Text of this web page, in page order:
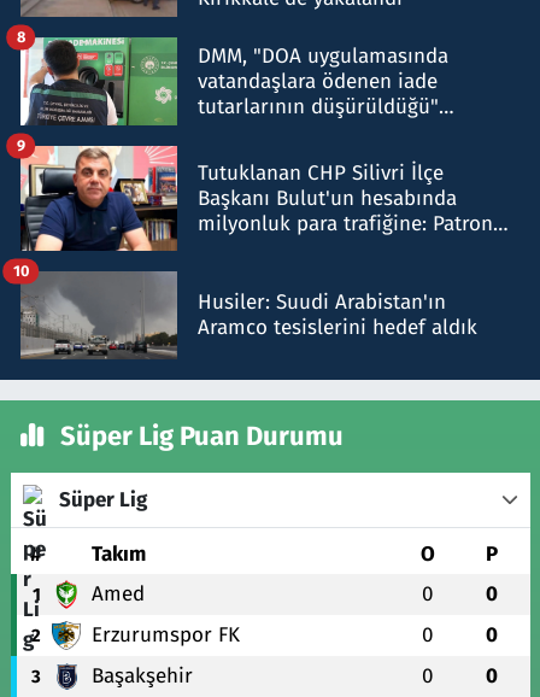
DMM, "DOA uygulamasında
vatandaşlara ödenen iade
tutarlarının düşürüldüğü"
8
Tutuklanan CHP Silivri İlçe
Başkanı Bulut'un hesabında
milyonluk para trafiğine: Patron
9
Husiler: Suudi Arabistan'ın
Aramco tesislerini hedef aldık
10
Süper Lig Puan Durumu
Süper Lig
# Takım O P
1 Amed 0 0
2 Erzurumspor FK 0 0
3 Başakşehir 0 0